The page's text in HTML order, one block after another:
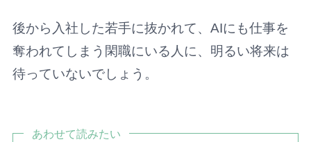
後から入社した若手に抜かれて、AIにも仕事を
奪われてしまう閑職にいる人に、明るい将来は
待っていないでしょう。
あわせて読みたい